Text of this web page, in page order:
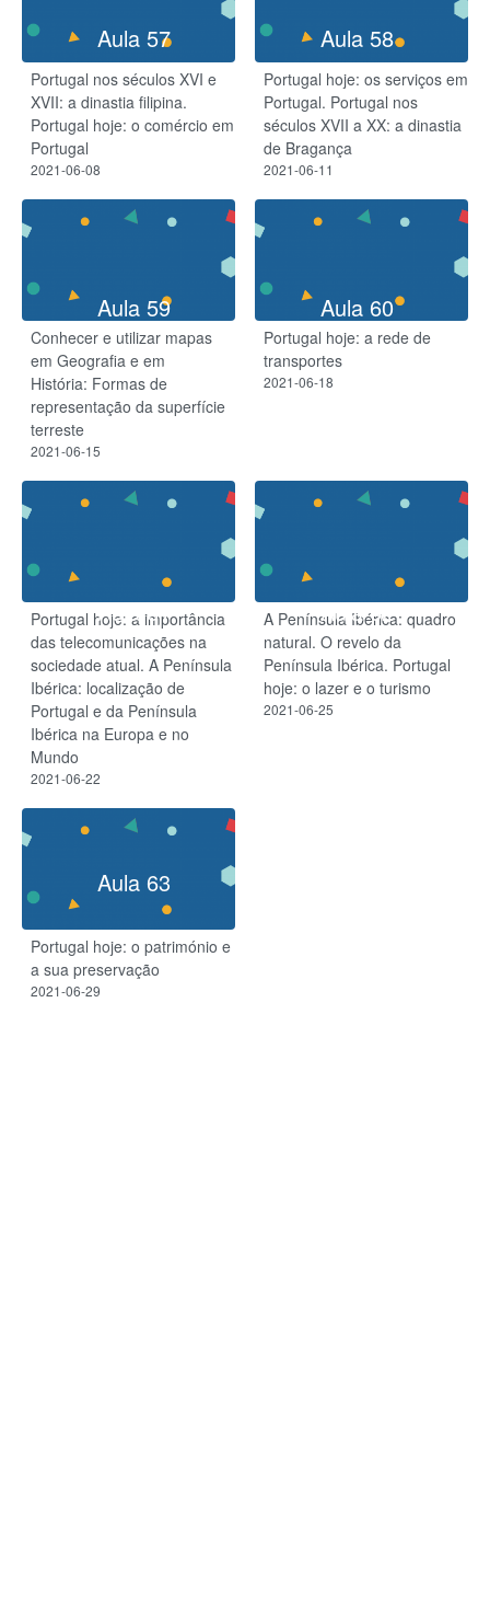
Aula 57
Portugal nos séculos XVI e
XVII: a dinastia filipina.
Portugal hoje: o comércio em
Portugal
2021-06-08
Aula 58
Portugal hoje: os serviços em
Portugal. Portugal nos
séculos XVII a XX: a dinastia
de Bragança
2021-06-11
Aula 59
Conhecer e utilizar mapas
em Geografia e em
História: Formas de
representação da superfície
terreste
2021-06-15
Aula 60
Portugal hoje: a rede de
transportes
2021-06-18
Aula 61
Portugal hoje: a importância
das telecomunicações na
sociedade atual. A Península
Ibérica: localização de
Portugal e da Península
Ibérica na Europa e no
Mundo
2021-06-22
Aula 62
A Península Ibérica: quadro
natural. O revelo da
Península Ibérica. Portugal
hoje: o lazer e o turismo
2021-06-25
Aula 63
Portugal hoje: o património e
a sua preservação
2021-06-29